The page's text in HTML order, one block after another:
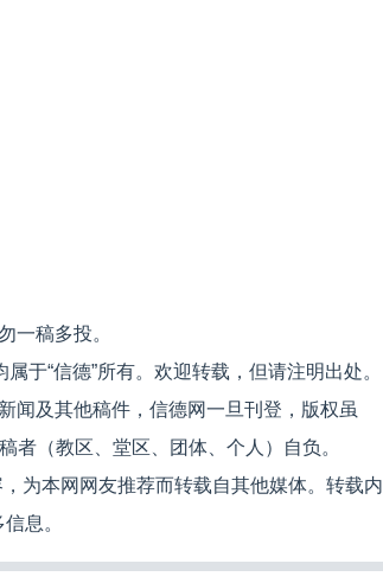
一稿多投。
于“信德”所有。欢迎转载，但请注明出处。
闻及其他稿件，信德网一旦刊登，版权虽
者（教区、堂区、团体、个人）自负。
为本网网友推荐而转载自其他媒体。转载内
息。